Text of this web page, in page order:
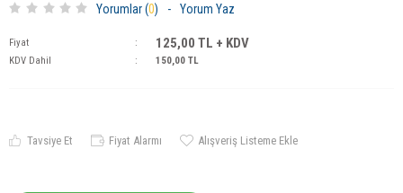
Yorumlar (0) - Yorum Yaz
Fiyat : 125,00 TL + KDV
KDV Dahil : 150,00 TL
Tavsiye Et Fiyat Alarmı Alışveriş Listeme Ekle